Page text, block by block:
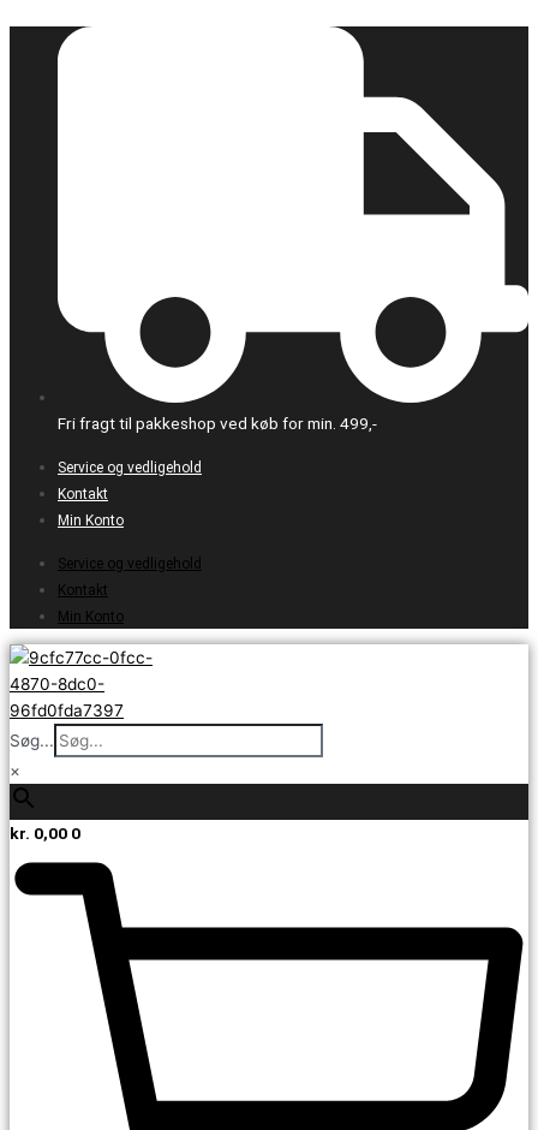
Fri fragt til pakkeshop ved køb for min. 499,-
Service og vedligehold
Kontakt
Min Konto
Service og vedligehold
Kontakt
Min Konto
Søg...
×
kr. 0,00 0